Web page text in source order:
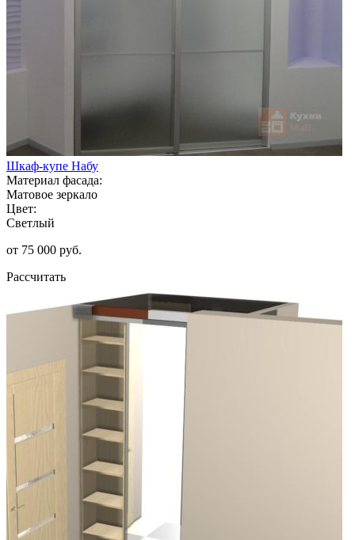
Шкаф-купе Набу
Материал фасада:
Матовое зеркало
Цвет:
Светлый
от 75 000 руб.
Рассчитать